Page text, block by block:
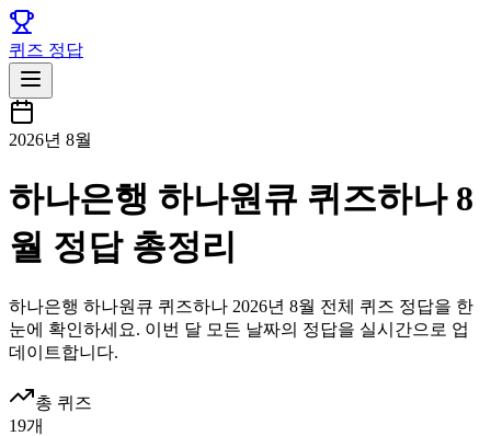
퀴즈 정답
2026년 8월
하나은행 하나원큐 퀴즈하나 8
월 정답 총정리
하나은행 하나원큐 퀴즈하나 2026년 8월 전체 퀴즈 정답을 한
눈에 확인하세요. 이번 달 모든 날짜의 정답을 실시간으로 업
데이트합니다.
총 퀴즈
19개